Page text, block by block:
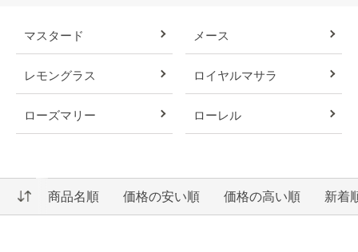
マスタード メース
レモングラス ロイヤルマサラ
ローズマリー ローレル
商品名順 価格の安い順 価格の高い順 新着